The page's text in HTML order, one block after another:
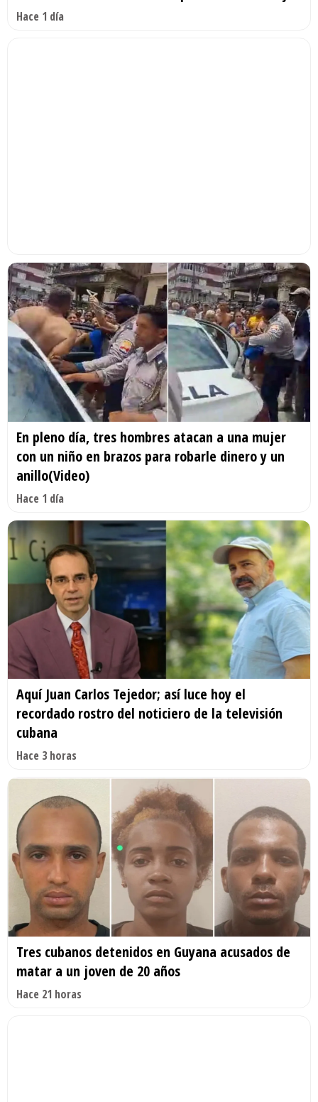
Hace 1 día
En pleno día, tres hombres atacan a una mujer
con un niño en brazos para robarle dinero y un
anillo(Video)
Hace 1 día
Aquí Juan Carlos Tejedor; así luce hoy el
recordado rostro del noticiero de la televisión
cubana
Hace 3 horas
Tres cubanos detenidos en Guyana acusados de
matar a un joven de 20 años
Hace 21 horas